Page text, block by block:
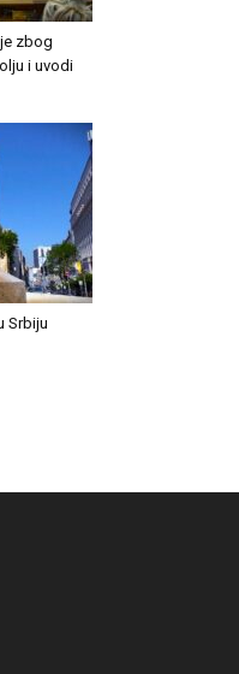
zbog
i uvodi
Srbiju